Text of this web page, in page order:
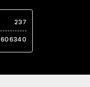
237
606340